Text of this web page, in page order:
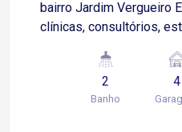
bairro Jardim Vergueiro Espaço ideal para
clínicas, consultórios,
térreo, com acesso
sem barreiras
1 adaptado para
2
Banho
4